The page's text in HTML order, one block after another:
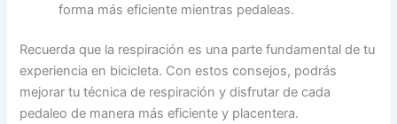
forma más eficiente mientras pedaleas.
Recuerda que la respiración es una parte fundamental de tu
experiencia en bicicleta. Con estos consejos, podrás
mejorar tu técnica de respiración y disfrutar de cada
pedaleo de manera más eficiente y placentera.